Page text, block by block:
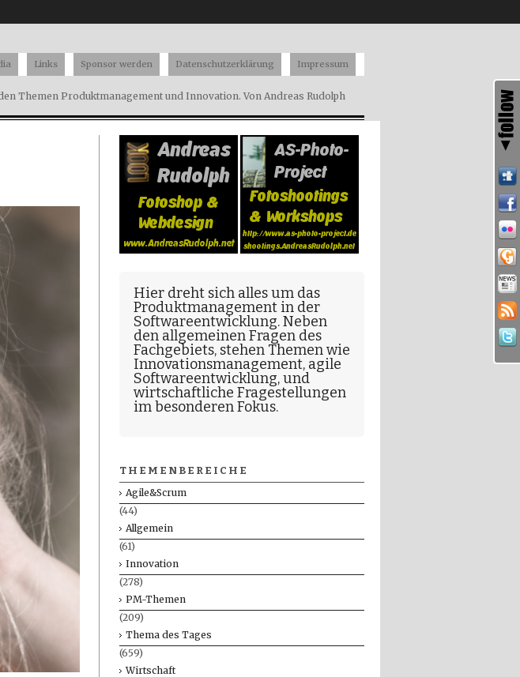
Themen Produktmanagement und Innovation. Von Andreas Rudolph
Links Sponsor werden Datenschutzerklärung Impressum
Hier dreht sich alles um das
Produktmanagement in der
Softwareentwicklung. Neben
den allgemeinen Fragen des
Fachgebiets, stehen Themen wie
Innovationsmanagement, agile
Softwareentwicklung, und
wirtschaftliche Fragestellungen
im besonderen Fokus.
THEMENBEREICHE
Agile&Scrum
(44)
Allgemein
(61)
Innovation
(278)
PM-Themen
(209)
Thema des Tages
(659)
Wirtschaft